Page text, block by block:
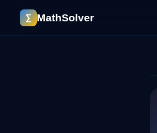
∑ MathSolver